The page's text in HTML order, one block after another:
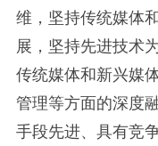
维，坚持传统媒体
展，坚持先进技术
传统媒体和新兴媒
管理等方面的深度
手段先进、具有竞